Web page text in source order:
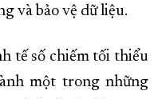
và bảo vệ dữ liệu.
tế số chiếm tối thiểu
một trong những